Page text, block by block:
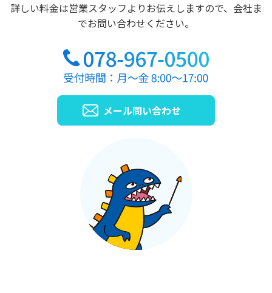
詳しい料金は営業スタッフよりお伝えしますので、会社ま
でお問い合わせください。
メール問い合わせ